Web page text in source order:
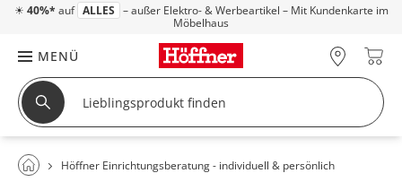
☀ 40%* auf ALLES – außer Elektro- & Werbeartikel – Mit Kundenkarte im
Möbelhaus
MENÜ
Höffner Einrichtungsberatung - individuell & persönlich